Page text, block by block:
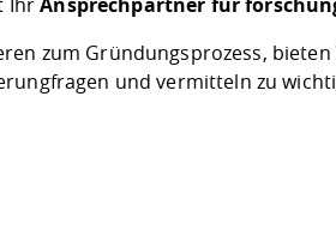
zum Gründungsprozess,
und vermitteln zu